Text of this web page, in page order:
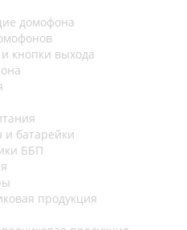
домофона
кнопки выхода
и батарейки
ББП
продукция